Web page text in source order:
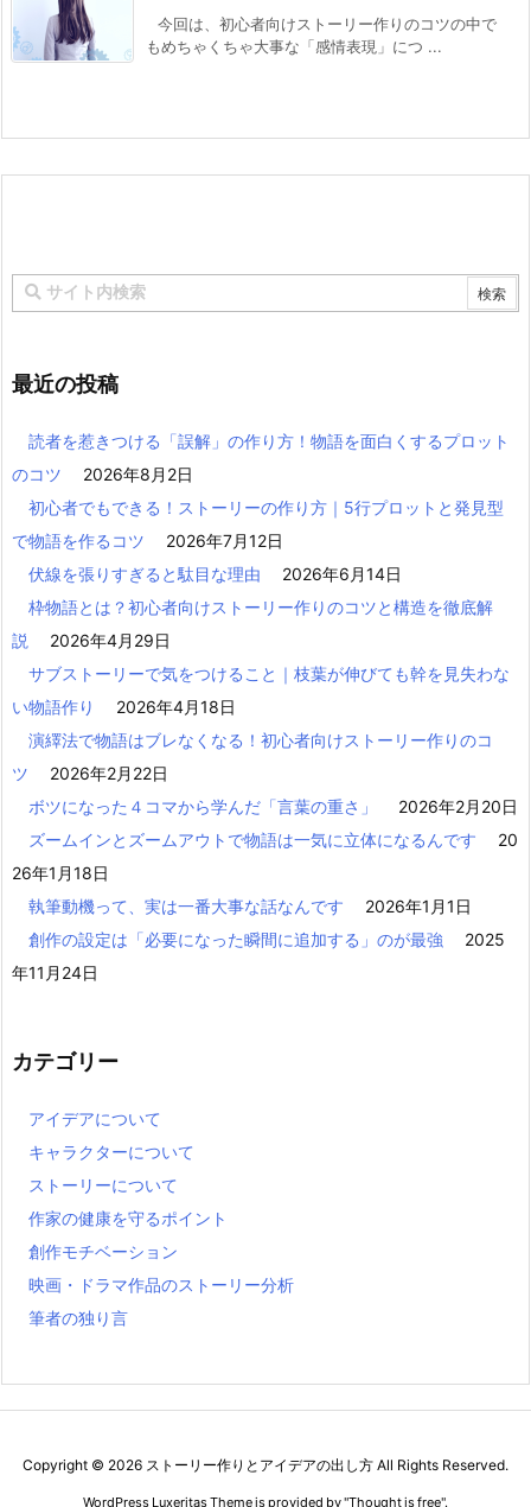
今回は、初心者向けストーリー作りのコツの中で
もめちゃくちゃ大事な「感情表現」につ ...
最近の投稿
読者を惹きつける「誤解」の作り方！物語を面白くするプロット
のコツ
2026年8月2日
初心者でもできる！ストーリーの作り方｜5行プロットと発見型
で物語を作るコツ
2026年7月12日
伏線を張りすぎると駄目な理由
2026年6月14日
枠物語とは？初心者向けストーリー作りのコツと構造を徹底解
説
2026年4月29日
サブストーリーで気をつけること｜枝葉が伸びても幹を見失わな
い物語作り
2026年4月18日
演繹法で物語はブレなくなる！初心者向けストーリー作りのコ
ツ
2026年2月22日
ボツになった４コマから学んだ「言葉の重さ」
2026年2月20日
ズームインとズームアウトで物語は一気に立体になるんです
20
26年1月18日
執筆動機って、実は一番大事な話なんです
2026年1月1日
創作の設定は「必要になった瞬間に追加する」のが最強
2025
年11月24日
カテゴリー
アイデアについて
キャラクターについて
ストーリーについて
作家の健康を守るポイント
創作モチベーション
映画・ドラマ作品のストーリー分析
筆者の独り言
Copyright © 2026 ストーリー作りとアイデアの出し方 All Rights Reserved.
WordPress Luxeritas Theme is provided by "Thought is free".